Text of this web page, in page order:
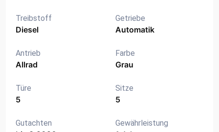
Treibstoff
Diesel
Getriebe
Automatik
Antrieb
Allrad
Farbe
Grau
Türe
5
Sitze
5
Gutachten Gewährleistung